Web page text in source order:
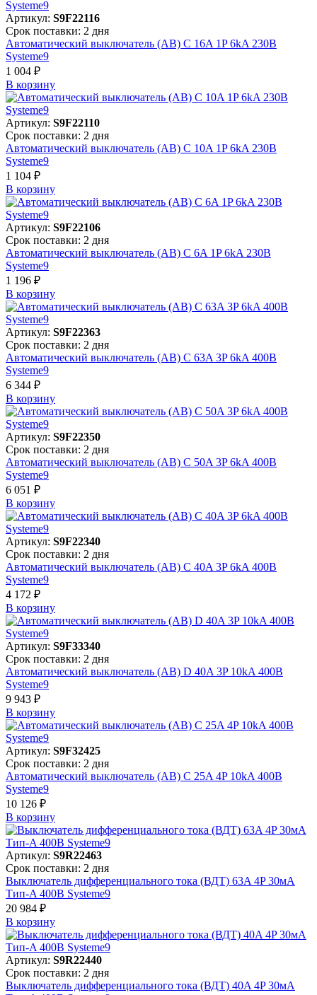
Артикул: S9F22116
Срок поставки: 2 дня
Автоматический выключатель (АВ) C 16A 1P 6kA 230В
Systeme9
1 004 ₽
В корзинy
Артикул: S9F22110
Срок поставки: 2 дня
Автоматический выключатель (АВ) C 10A 1P 6kA 230В
Systeme9
1 104 ₽
В корзинy
Артикул: S9F22106
Срок поставки: 2 дня
Автоматический выключатель (АВ) C 6A 1P 6kA 230В
Systeme9
1 196 ₽
В корзинy
Артикул: S9F22363
Срок поставки: 2 дня
Автоматический выключатель (АВ) C 63A 3P 6kA 400В
Systeme9
6 344 ₽
В корзинy
Артикул: S9F22350
Срок поставки: 2 дня
Автоматический выключатель (АВ) C 50A 3P 6kA 400В
Systeme9
6 051 ₽
В корзинy
Артикул: S9F22340
Срок поставки: 2 дня
Автоматический выключатель (АВ) C 40A 3P 6kA 400В
Systeme9
4 172 ₽
В корзинy
Артикул: S9F33340
Срок поставки: 2 дня
Автоматический выключатель (АВ) D 40A 3P 10kA 400В
Systeme9
9 943 ₽
В корзинy
Артикул: S9F32425
Срок поставки: 2 дня
Автоматический выключатель (АВ) C 25A 4P 10kA 400В
Systeme9
10 126 ₽
В корзинy
Артикул: S9R22463
Срок поставки: 2 дня
Выключатель дифференциального тока (ВДТ) 63A 4P 30мА
Тип-A 400В Systeme9
20 984 ₽
В корзинy
Артикул: S9R22440
Срок поставки: 2 дня
Выключатель дифференциального тока (ВДТ) 40A 4P 30мА